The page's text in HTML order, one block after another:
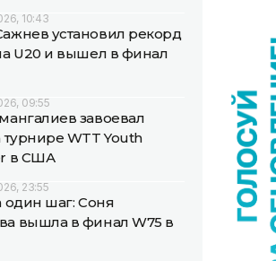
10:43
установил рекорд
U20 и вышел в финал
09:55
завоевал
турнире WTT Youth
в США
23:55
один шаг: Соня
вышла в финал W75 в